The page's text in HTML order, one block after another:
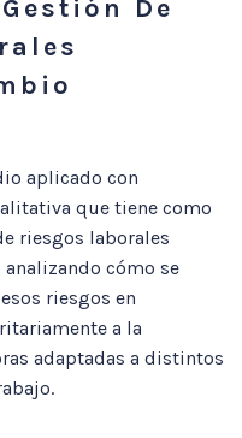
De
aplicado con
que tiene como
riesgos laborales
cómo se
riesgos en
a la
adaptadas a distintos